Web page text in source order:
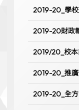
2019-20_學
2019-20財政
2019/20_校
2019-20_推
2019-20_全